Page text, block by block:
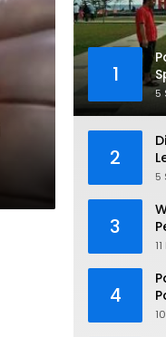
1
5
2
5
3
4